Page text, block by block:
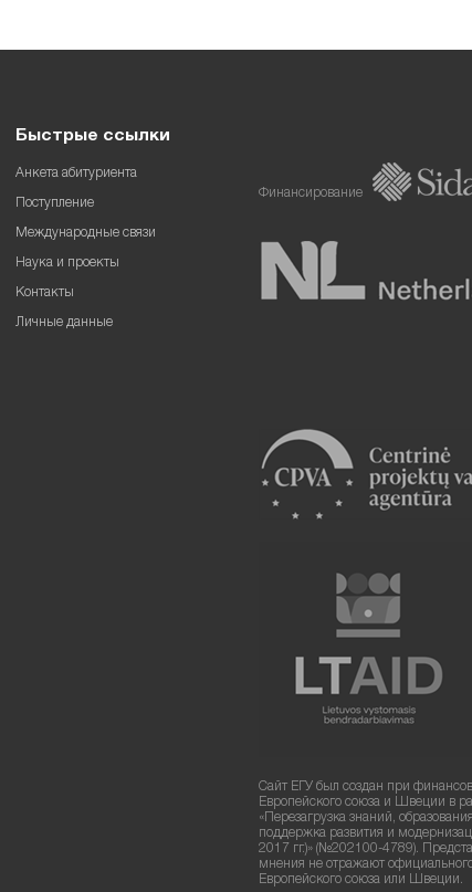
Быстрые ссылки
Анкета абитуриента
Поступление
Международные связи
Наука и проекты
Контакты
Личные данные
Финансирование
Сайт ЕГУ был создан при
Европейского союза и Швеции в
«Перезагрузка знаний,
поддержка развития и
2017 гг.)» (№202100-4789).
мнения не отражают
Европейского союза или Швеции.